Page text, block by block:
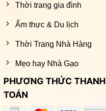
Thời trang gia đình
Ẩm thực & Du lịch
Thời Trang Nhà Hàng
Mẹo hay Nhà Gạo
PHƯƠNG THỨC THANH
TOÁN